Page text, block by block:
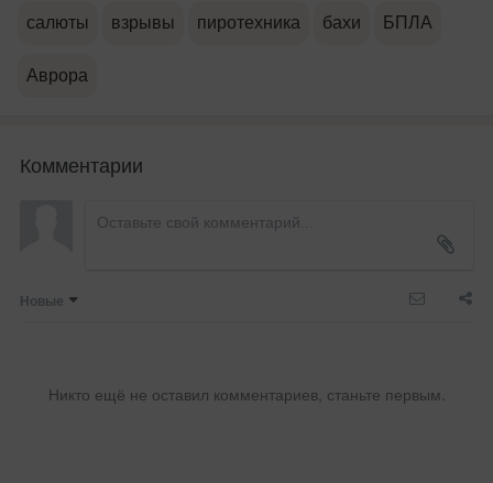
салюты взрывы пиротехника бахи БПЛА
Аврора
Комментарии
Новые
Никто ещё не оставил комментариев, станьте первым.